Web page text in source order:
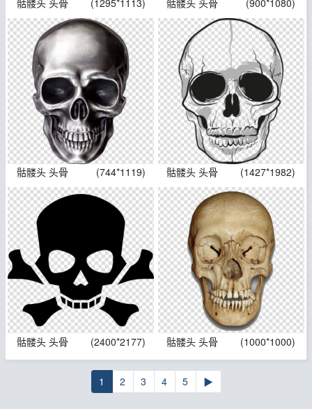
骷髅头 头骨 (744*1119) 骷髅头 头骨 (1427*1982)
骷髅头 头骨 (2400*2177) 骷髅头 头骨 (1000*1000)
1 2 3 4 5 ▶